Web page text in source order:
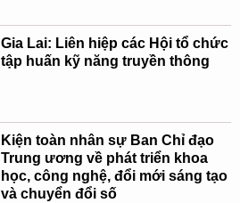
Gia Lai: Liên hiệp các Hội tổ chức
tập huấn kỹ năng truyền thông
Kiện toàn nhân sự Ban Chỉ đạo
Trung ương về phát triển khoa
học, công nghệ, đổi mới sáng tạo
và chuyển đổi số